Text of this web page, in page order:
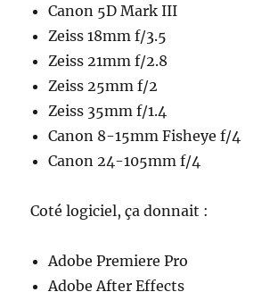
Canon 5D Mark III
Zeiss 18mm f/3.5
Zeiss 21mm f/2.8
Zeiss 25mm f/2
Zeiss 35mm f/1.4
Canon 8-15mm Fisheye f/4
Canon 24-105mm f/4
Coté logiciel, ça donnait :
Adobe Premiere Pro
Adobe After Effects